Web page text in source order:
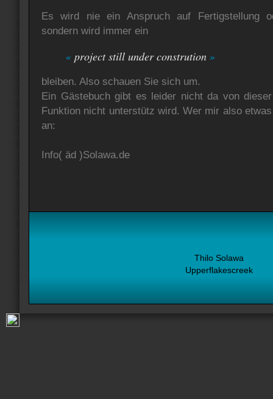
Es wird nie ein Anspruch auf Fertigstellung
sondern wird immer ein
« project still under constrution »
bleiben. Also schauen Sie sich um.
Ein Gästebuch gibt es leider nicht da von
Funktion nicht unterstütz wird. Wer mir also
an:
Info( äd )Solawa.de
Thilo Solawa
Upperflakescreek